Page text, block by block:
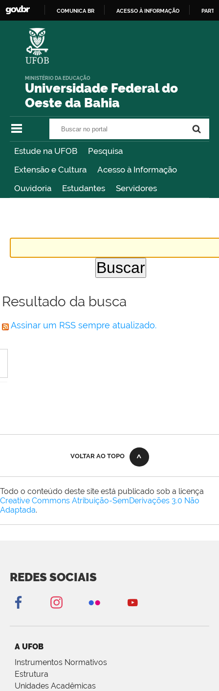
COMUNICA BR ACESSO À INFORMAÇÃO
Universidade Federal do
Oeste da Bahia
MINISTÉRIO DA EDUCAÇÃO
Estude na UFOB
Pesquisa
Extensão e Cultura
Acesso à Informação
Ouvidoria
Estudantes Servidores
Resultado da busca
Assinar um RSS sempre atualizado.
VOLTAR AO TOPO
Todo o conteúdo deste site está publicado sob a licença
Creative Commons Atribuição-SemDerivações 3.0 Não
Adaptada.
REDES SOCIAIS
A UFOB
Instrumentos Normativos
Estrutura
Unidades Acadêmicas